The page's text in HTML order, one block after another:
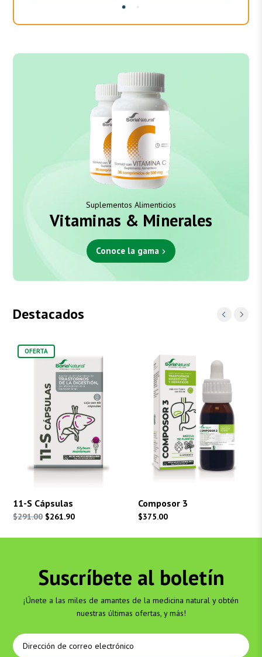
Suplementos Alimenticios
Vitaminas & Minerales
Conoce la gama
Destacados
OFERTA
11-S Cápsulas
$291.00 El
$291.00.
$261.90El
$261.90.
Composor 3
$375.00
Suscríbete al boletín
¡Únete a las miles de amantes de la medicina natural y obtén
nuestras últimas ofertas, y más!